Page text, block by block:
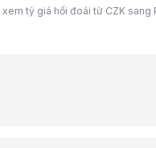
tỷ giá hối đoái từ CZK sang